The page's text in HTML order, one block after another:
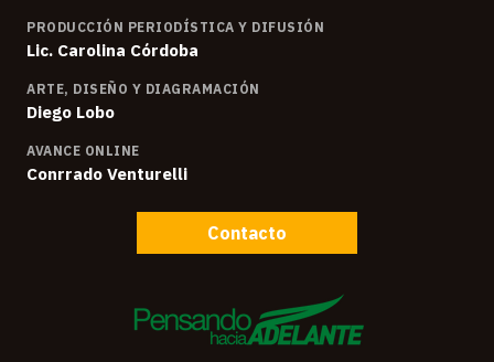
PRODUCCIÓN PERIODÍSTICA Y DIFUSIÓN
Lic. Carolina Córdoba
ARTE, DISEÑO Y DIAGRAMACIÓN
Diego Lobo
AVANCE ONLINE
Conrrado Venturelli
Contacto